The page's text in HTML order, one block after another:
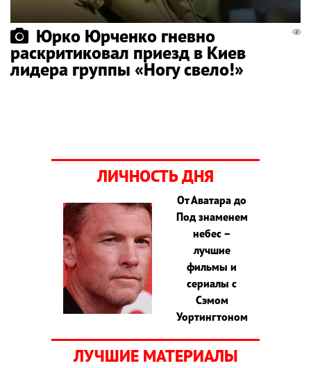
Юрко Юрченко гневно
раскритиковал приезд в Киев
лидера группы «Ногу свело!»
ЛИЧНОСТЬ ДНЯ
От Аватара до
Под знаменем
небес –
лучшие
фильмы и
сериалы с
Сэмом
Уортингтоном
ЛУЧШИЕ МАТЕРИАЛЫ